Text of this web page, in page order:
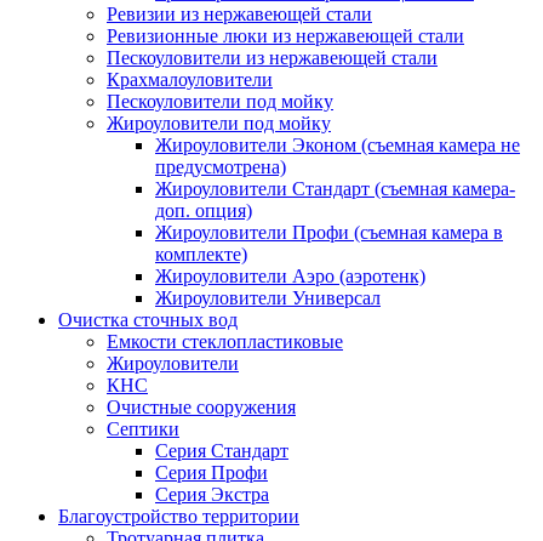
Ревизии из нержавеющей стали
Ревизионные люки из нержавеющей стали
Пескоуловители из нержавеющей стали
Крахмалоуловители
Пескоуловители под мойку
Жироуловители под мойку
Жироуловители Эконом (съемная камера не
предусмотрена)
Жироуловители Стандарт (съемная камера-
доп. опция)
Жироуловители Профи (съемная камера в
комплекте)
Жироуловители Аэро (аэротенк)
Жироуловители Универсал
Очистка сточных вод
Емкости стеклопластиковые
Жироуловители
КНС
Очистные сооружения
Септики
Серия Стандарт
Серия Профи
Серия Экстра
Благоустройство территории